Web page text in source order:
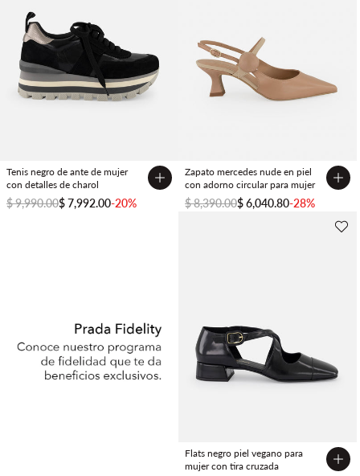
Tenis negro de ante de mujer
con detalles de charol
$ 9,990.00$ 7,992.00-20%
Zapato mercedes nude en piel
con adorno circular para mujer
$ 8,390.00$ 6,040.80-28%
Flats negro piel vegano para
mujer con tira cruzada